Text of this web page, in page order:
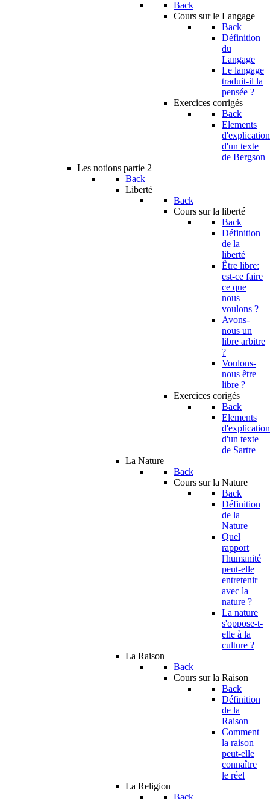
Back
Cours sur le Langage
Back
Définition
du
Langage
Le langage
traduit-il la
pensée ?
Exercices corrigés
Back
Elements
d'explication
d'un texte
de Bergson
Les notions partie 2
Back
Liberté
Back
Cours sur la liberté
Back
Définition
de la
liberté
Être libre:
est-ce faire
ce que
nous
voulons ?
Avons-
nous un
libre arbitre
?
Voulons-
nous être
libre ?
Exercices corigés
Back
Elements
d'explication
d'un texte
de Sartre
La Nature
Back
Cours sur la Nature
Back
Définition
de la
Nature
Quel
rapport
l'humanité
peut-elle
entretenir
avec la
nature ?
La nature
s'oppose-t-
elle à la
culture ?
La Raison
Back
Cours sur la Raison
Back
Définition
de la
Raison
Comment
la raison
peut-elle
connaître
le réel
La Religion
Back